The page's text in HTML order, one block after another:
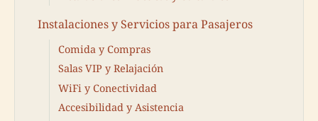
Instalaciones y Servicios para Pasajeros
Comida y Compras
Salas VIP y Relajación
WiFi y Conectividad
Accesibilidad y Asistencia